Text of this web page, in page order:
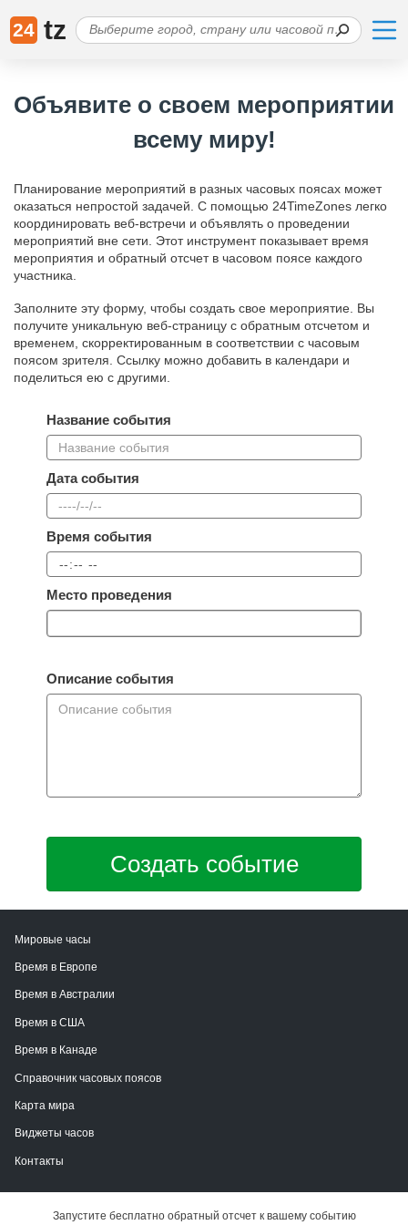
24 tz
Объявите о своем мероприятии
всему миру!
Планирование мероприятий в разных часовых поясах может
оказаться непростой задачей. С помощью 24TimeZones легко
координировать веб-встречи и объявлять о проведении
мероприятий вне сети. Этот инструмент показывает время
мероприятия и обратный отсчет в часовом поясе каждого
участника.
Заполните эту форму, чтобы создать свое мероприятие. Вы
получите уникальную веб-страницу с обратным отсчетом и
временем, скорректированным в соответствии с часовым
поясом зрителя. Ссылку можно добавить в календари и
поделиться ею с другими.
Название события
Дата события
Время события
Место проведения
Описание события
Создать событие
Мировые часы
Время в Европе
Время в Австралии
Время в США
Время в Канаде
Справочник часовых поясов
Карта мира
Виджеты часов
Контакты
Запустите бесплатно обратный отсчет к вашему событию